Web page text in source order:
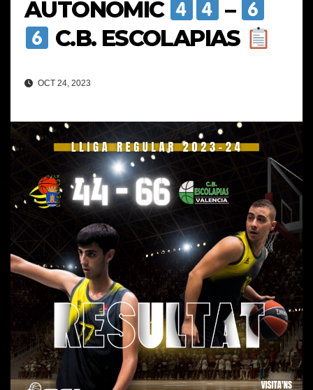
AUTONÒMIC
–
C.B. ESCOLAPIAS
OCT 24, 2023